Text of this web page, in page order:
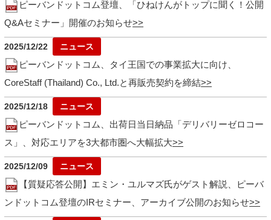
ピーバンドットコム登壇、「ひねけんがトップに聞く！公開
Q&Aセミナー」開催のお知らせ
2025/12/22
ピーバンドットコム、タイ王国での事業拡大に向け、
CoreStaff (Thailand) Co., Ltd.と再販売契約を締結
2025/12/18
ピーバンドットコム、出荷日当日納品「デリバリーゼロコー
ス」、対応エリアを3大都市圏へ大幅拡大
2025/12/09
【質疑応答公開】エミン・ユルマズ氏がゲスト解説、ピーバ
ンドットコム登壇のIRセミナー、アーカイブ公開のお知らせ